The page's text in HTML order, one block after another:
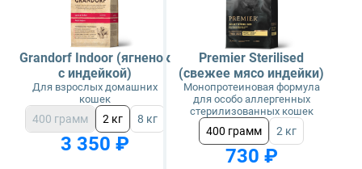
Grandorf Indoor (ягненок
с индейкой)
Для взрослых домашних
кошек
400 грамм 2 кг 8 кг
3 350 ₽
Premier Sterilised
(свежее мясо индейки)
Монопротеиновая формула
для особо аллергенных
стерилизованных кошек
400 грамм 2 кг
730 ₽